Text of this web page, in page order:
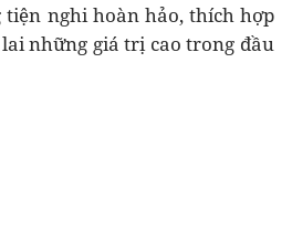
tiện nghi hoàn hảo, thích hợp
những giá trị cao trong đầu